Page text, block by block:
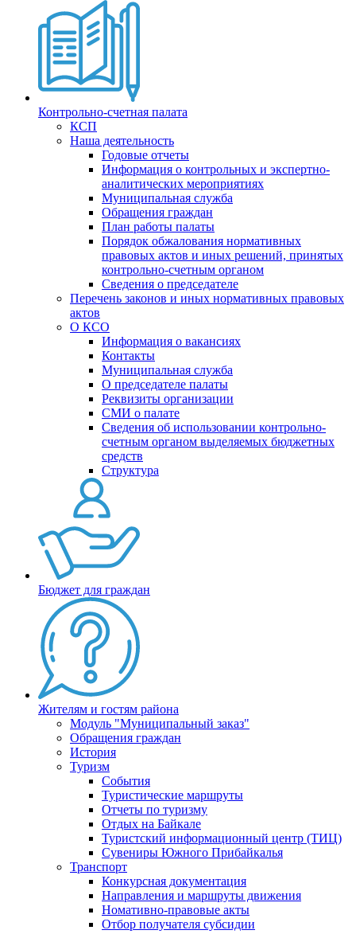
Контрольно-счетная палата
КСП
Наша деятельность
Годовые отчеты
Информация о контрольных и экспертно-
аналитических мероприятиях
Муниципальная служба
Обращения граждан
План работы палаты
Порядок обжалования нормативных
правовых актов и иных решений, принятых
контрольно-счетным органом
Сведения о председателе
Перечень законов и иных нормативных правовых
актов
О КСО
Информация о вакансиях
Контакты
Муниципальная служба
О председателе палаты
Реквизиты организации
СМИ о палате
Сведения об использовании контрольно-
счетным органом выделяемых бюджетных
средств
Структура
Бюджет для граждан
Жителям и гостям района
Модуль "Муниципальный заказ"
Обращения граждан
История
Туризм
События
Туристические маршруты
Отчеты по туризму
Отдых на Байкале
Туристский информационный центр (ТИЦ)
Сувениры Южного Прибайкалья
Транспорт
Конкурсная документация
Направления и маршруты движения
Номативно-правовые акты
Отбор получателя субсидии